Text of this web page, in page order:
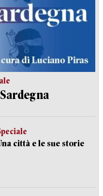
città e le sue storie